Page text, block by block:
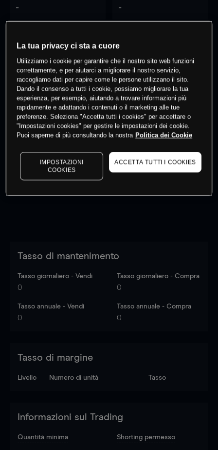
- -
0 % dei clienti hanno posizioni
questo prodotto
Fai trading
I prezzi sono solo indicativi. Accediper vedere gli ultimi
dati di mercato
to see latest market data
Tasso di mantenimento
Tasso giornaliero - Vendi
0
Tasso giornaliero - Compra
0
Tasso annuale - Vendi
0
Tasso annuale - Compra
0
Tasso di margine
Livello Numero di unità Tasso
Informazioni sul Trading
Quantità minima Shorting permesso
La tua privacy ci sta a cuore
Utilizziamo i cookie per garantire che il nostro sito web funzioni
correttamente, e per aiutarci a migliorare il nostro servizio,
raccogliamo dati per capire come le persone utilizzano il sito.
Dando il consenso a tutti i cookie, possiamo migliorare la tua
esperienza, per esempio, aiutando a trovare informazioni più
rapidamente e adattando i contenuti o il marketing alle tue
preferenze. Seleziona "Accetta tutti i cookies" per accettare o
"Impostazioni cookies" per gestire le impostazioni dei cookie.
Puoi saperne di più consultando la nostra Politica dei Cookie
IMPOSTAZIONI
COOKIES
ACCETTA TUTTI I COOKIES